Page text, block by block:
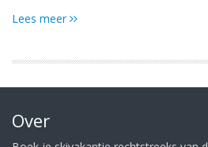
Lees meer
Over